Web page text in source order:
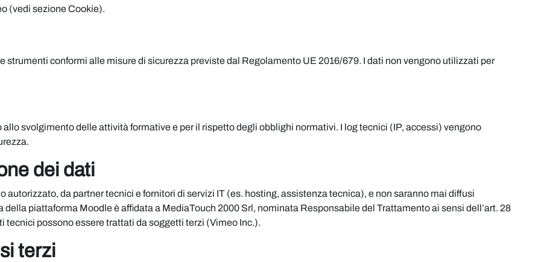
(vedi sezione Cookie).
strumenti conformi alle misure di sicurezza previste dal Regolamento UE 2016/679. I dati non vengono utilizzati per
svolgimento delle attività formative e per il rispetto degli obblighi normativi. I log tecnici (IP, accessi) vengono
dei dati
autorizzato, da partner tecnici e fornitori di servizi IT (es. hosting, assistenza tecnica), e non saranno mai diffusi
piattaforma Moodle è affidata a MediaTouch 2000 Srl, nominata Responsabile del Trattamento ai sensi dell’art. 28
tecnici possono essere trattati da soggetti terzi (Vimeo Inc.).
terzi